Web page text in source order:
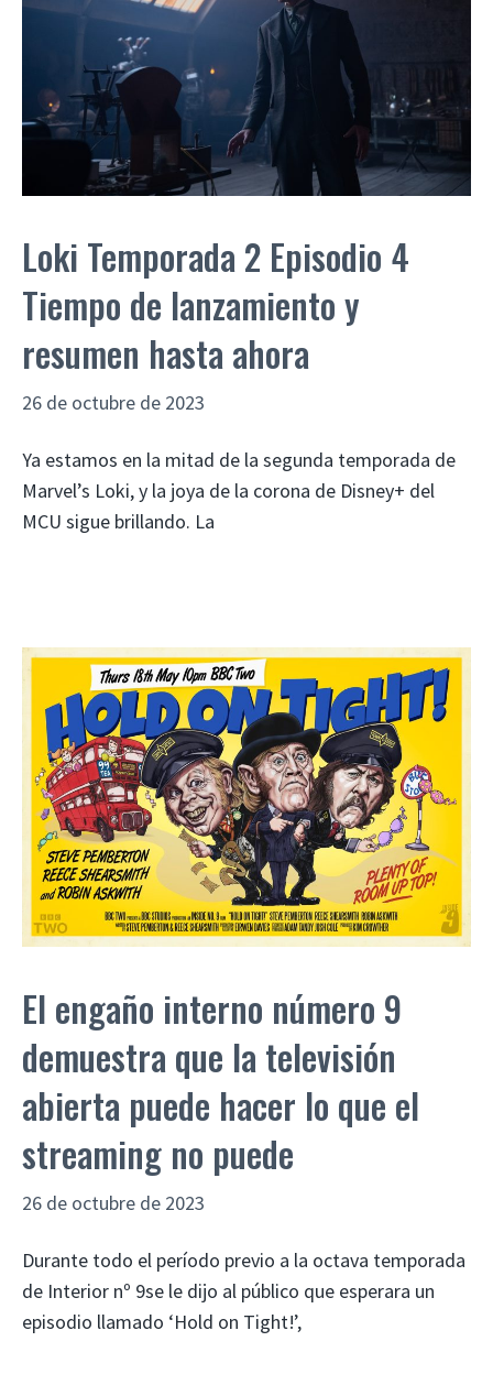
Loki Temporada 2 Episodio 4
Tiempo de lanzamiento y
resumen hasta ahora
26 de octubre de 2023
Ya estamos en la mitad de la segunda temporada de
Marvel’s Loki, y la joya de la corona de Disney+ del
MCU sigue brillando. La
El engaño interno número 9
demuestra que la televisión
abierta puede hacer lo que el
streaming no puede
26 de octubre de 2023
Durante todo el período previo a la octava temporada
de Interior nº 9se le dijo al público que esperara un
episodio llamado ‘Hold on Tight!’,